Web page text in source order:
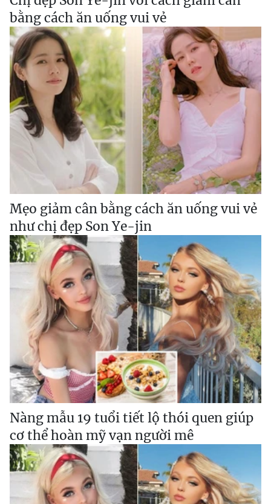
bằng cách ăn uống vui vẻ
Mẹo giảm cân bằng cách ăn uống vui vẻ
như chị đẹp Son Ye-jin
Nàng mẫu 19 tuổi tiết lộ thói quen giúp
cơ thể hoàn mỹ vạn người mê